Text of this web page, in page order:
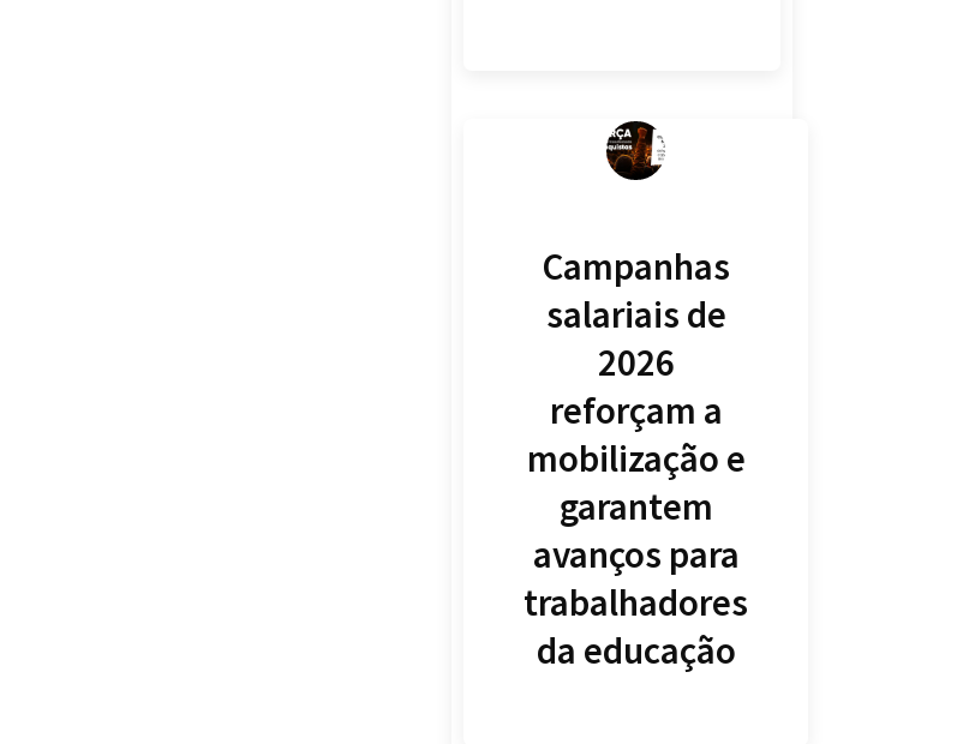
Campanhas
salariais de
2026
reforçam a
mobilização e
garantem
avanços para
trabalhadores
da educação